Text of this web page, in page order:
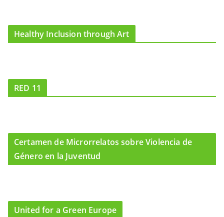
Healthy Inclusion through Art
RED 11
Certamen de Microrrelatos sobre Violencia de
Género en la Juventud
United for a Green Europe